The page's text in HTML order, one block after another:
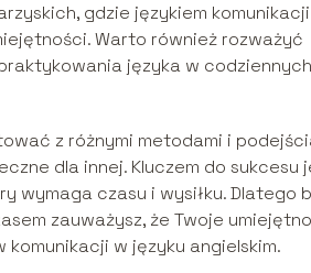
gdzie językiem komunikacji
Warto również rozważyć
języka w codziennych
z różnymi metodami i
dla innej. Kluczem do sukcesu
wymaga czasu i wysiłku. Dlatego
zauważysz, że Twoje
w języku angielskim.